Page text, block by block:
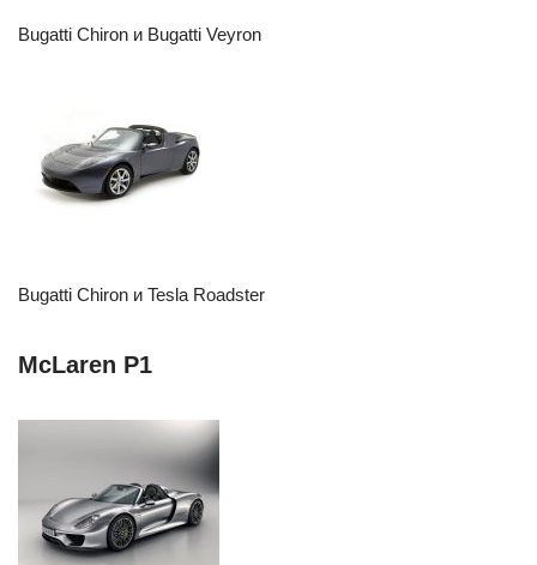
Bugatti Chiron и Bugatti Veyron
Bugatti Chiron и Tesla Roadster
McLaren P1